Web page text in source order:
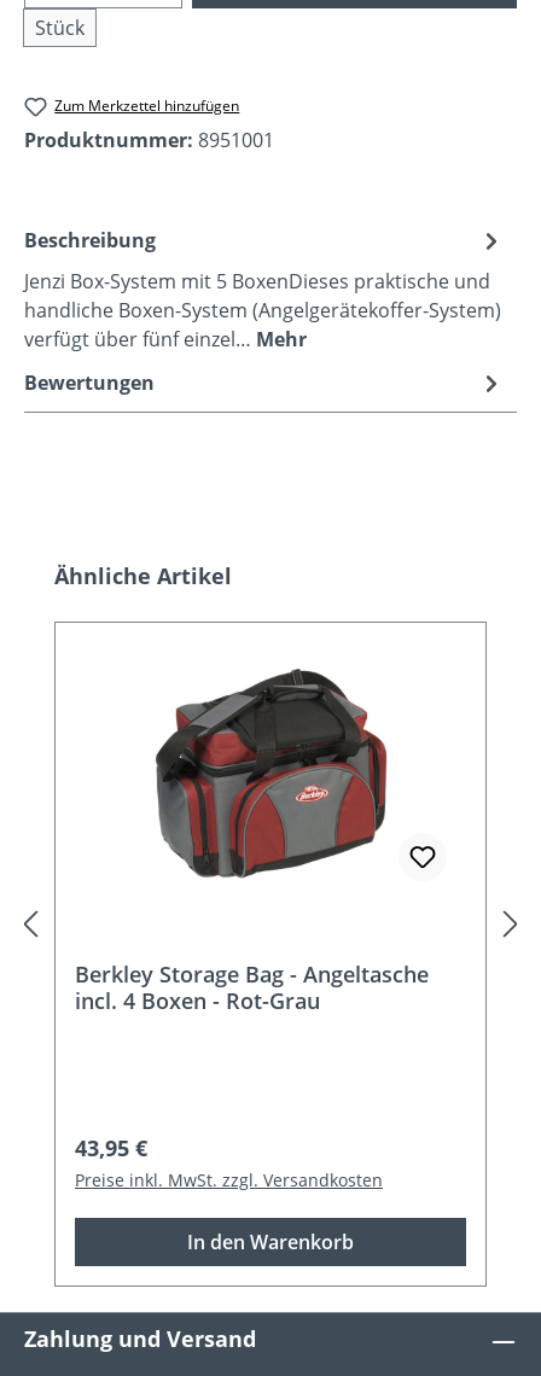
Stück
Zum Merkzettel hinzufügen
Produktnummer: 8951001
Beschreibung
Jenzi Box-System mit 5 BoxenDieses praktische und
handliche Boxen-System (Angelgerätekoffer-System)
verfügt über fünf einzel… Mehr
Bewertungen
Produktgalerie überspringen
Ähnliche Artikel
Berkley Storage Bag - Angeltasche
incl. 4 Boxen - Rot-Grau
Regulärer Preis:
43,95 €
Preise inkl. MwSt. zzgl. Versandkosten
In den Warenkorb
Zahlung und Versand